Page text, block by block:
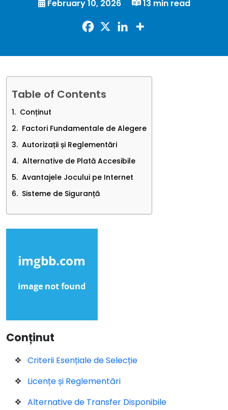
February 10, 2026
13 min read
Table of Contents
Conținut
Factori Fundamentale de Alegere
Autorizații și Reglementări
Alternative de Plată Accesibile
Avantajele Jocului pe Internet
Sisteme de Siguranță
Conținut
Criterii Esențiale de Selecție
Licențe și Reglementări
Alternative de Transfer Disponibile